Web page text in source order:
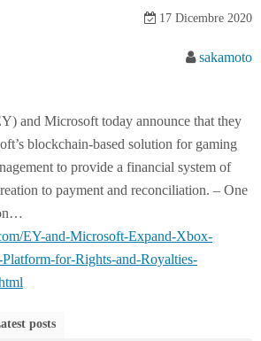
17 Dicembre 2020
sakamoto
and Microsoft today announce that they
blockchain-based solution for gaming
to provide a financial system of
to payment and reconciliation. – One
EY-and-Microsoft-Expand-Xbox-
for-Rights-and-Royalties-
posts